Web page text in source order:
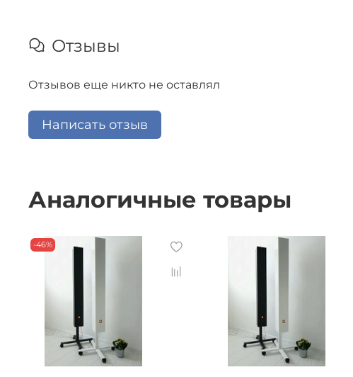
Отзывы
Отзывов еще никто не оставлял
Написать отзыв
Аналогичные товары
-46%